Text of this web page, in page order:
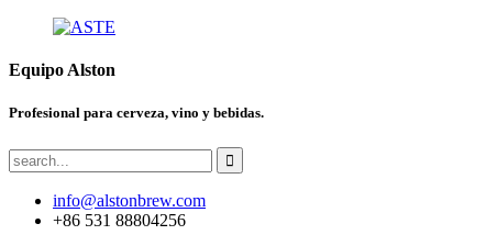
Equipo Alston
Profesional para cerveza, vino y bebidas.
info@alstonbrew.com
+86 531 88804256